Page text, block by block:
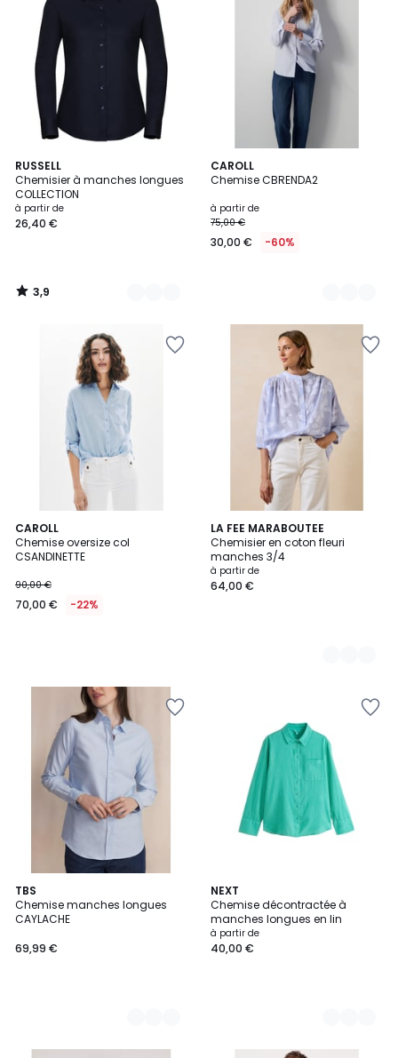
RUSSELL
Chemisier à manches longues
COLLECTION
à partir de
26,40 €
3,9
/ 5
5
Couleurs
3,9
/
CAROLL
Chemise CBRENDA2
à partir de
75,00 €
30,00 € -60%
2
Couleurs
CAROLL
Chemise oversize col
CSANDINETTE
90,00 €
70,00 € -22%
LA FEE MARABOUTEE
Chemisier en coton fleuri
manches 3/4
à partir de
64,00 €
3
Couleurs
TBS
Chemise manches longues
CAYLACHE
69,99 €
3
Couleurs
NEXT
Chemise décontractée à
manches longues en lin
à partir de
40,00 €
10
Couleurs